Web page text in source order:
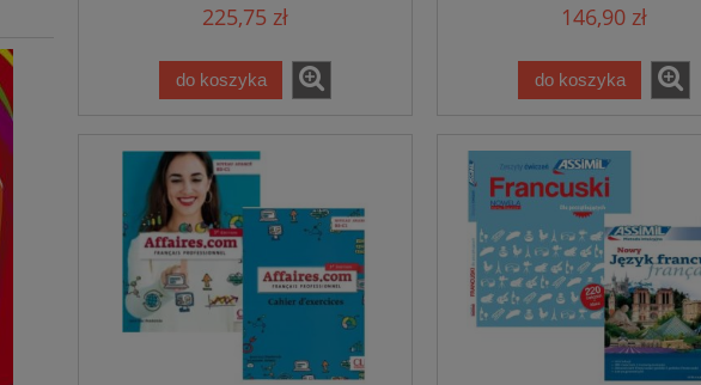
225,75 zł
do koszyka
146,90 zł
do koszyka